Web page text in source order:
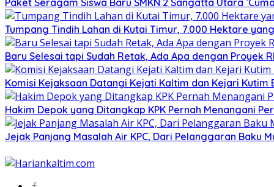
Paket Seragam Siswa Baru SMKN 2 Sangatta Utara
Tumpang Tindih Lahan di Kutai Timur, 7.000 Hektare
Baru Selesai tapi Sudah Retak, Ada Apa dengan Proyek
Komisi Kejaksaan Datangi Kejati Kaltim dan Kejari
Hakim Depok yang Ditangkap KPK Pernah Menangani
Jejak Panjang Masalah Air KPC, Dari Pelanggaran Baku